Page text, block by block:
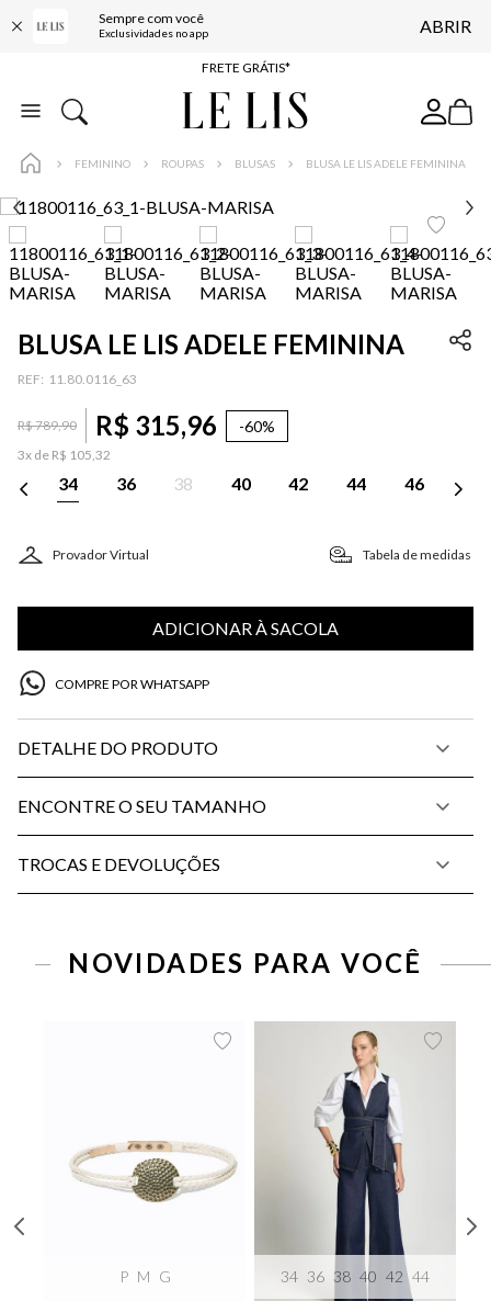
Sempre com você
Exclusividades no app ABRIR
FRETE GRÁTIS*
10% OFF NA PRIMEIRA COMPRA*
FRETE GRÁTIS*
BAIXE O APP
10% OFF NA PRIMEIRA COMPRA*
FEMININO ROUPAS BLUSAS BLUSA LE LIS ADELE FEMININA
BLUSA LE LIS ADELE FEMININA
: 11.80.0116_63
R$789,90 R$ 315,96 -60%
3x de R$ 105,32
34 36 38 40 42 44 46
Provador Virtual Tabela de medidas
ADICIONAR À SACOLA
COMPRE POR WHATSAPP
DETALHE DO PRODUTO
ENCONTRE O SEU TAMANHO
TROCAS E DEVOLUÇÕES
NOVIDADES PARA VOCÊ
P M G 34 36 38 40 42 44